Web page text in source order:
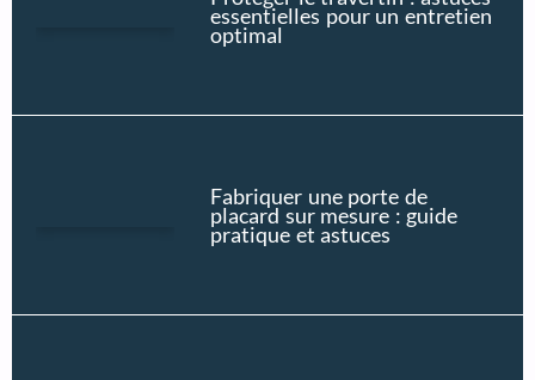
essentielles pour un entretien
optimal
Fabriquer une porte de
placard sur mesure : guide
pratique et astuces